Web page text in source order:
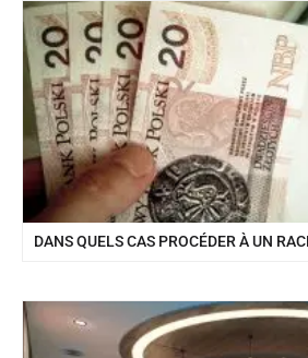
DANS QUELS CAS PROCÉDER À UN